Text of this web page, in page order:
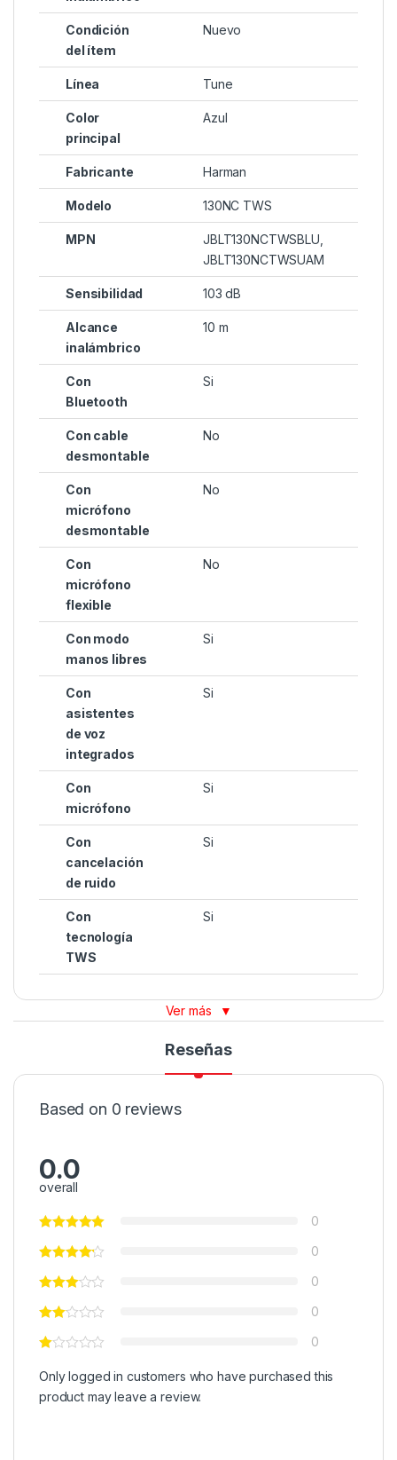
Condición
del ítem
Nuevo
Línea Tune
Color
principal
Azul
Fabricante Harman
Modelo 130NC TWS
MPN
JBLT130NCTWSBLU,
JBLT130NCTWSUAM
Sensibilidad 103 dB
Alcance
inalámbrico
10 m
Con
Bluetooth
Si
Con cable
desmontable
No
Con
micrófono
desmontable
No
Con
micrófono
flexible
No
Con modo
manos libres
Si
Con
asistentes
de voz
integrados
Si
Con
micrófono
Si
Con
cancelación
de ruido
Si
Con
tecnología
TWS
Si
Ver más ▼
Reseñas
Based on 0 reviews
0.0
overall
0
0
0
0
0
Only logged in customers who have purchased this
product may leave a review.